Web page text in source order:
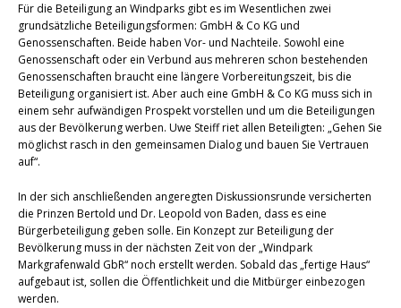
Für die Beteiligung an Windparks gibt es im Wesentlichen zwei
grundsätzliche Beteiligungsformen: GmbH & Co KG und
Genossenschaften. Beide haben Vor- und Nachteile. Sowohl eine
Genossenschaft oder ein Verbund aus mehreren schon bestehenden
Genossenschaften braucht eine längere Vorbereitungszeit, bis die
Beteiligung organisiert ist. Aber auch eine GmbH & Co KG muss sich in
einem sehr aufwändigen Prospekt vorstellen und um die Beteiligungen
aus der Bevölkerung werben. Uwe Steiff riet allen Beteiligten: „Gehen Sie
möglichst rasch in den gemeinsamen Dialog und bauen Sie Vertrauen
auf“.
In der sich anschließenden angeregten Diskussionsrunde versicherten
die Prinzen Bertold und Dr. Leopold von Baden, dass es eine
Bürgerbeteiligung geben solle. Ein Konzept zur Beteiligung der
Bevölkerung muss in der nächsten Zeit von der „Windpark
Markgrafenwald GbR“ noch erstellt werden. Sobald das „fertige Haus“
aufgebaut ist, sollen die Öffentlichkeit und die Mitbürger einbezogen
werden.